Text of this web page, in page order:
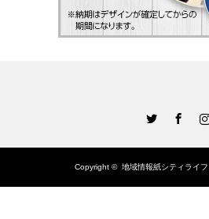
Copyright © 地域情報紙シティライフ